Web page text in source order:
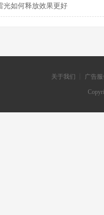
光如何释放效果更好
关于我们 ┊ 广告